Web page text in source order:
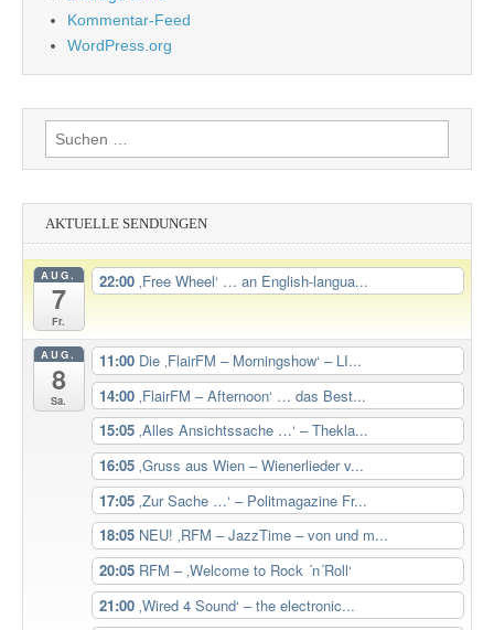
Kommentar-Feed
WordPress.org
Suchen
nach:
AKTUELLE SENDUNGEN
AUG.
7
Fr.
22:00 ‚Free Wheel‘ … an English-langua...
AUG.
8
Sa.
11:00 Die ‚FlairFM – Morningshow‘ – LI...
14:00 ‚FlairFM – Afternoon‘ … das Best...
15:05 ‚Alles Ansichtssache …‘ – Thekla...
16:05 ‚Gruss aus Wien – Wienerlieder v...
17:05 ‚Zur Sache …‘ – Politmagazine Fr...
18:05 NEU! ‚RFM – JazzTime – von und m...
20:05 RFM – ‚Welcome to Rock ´n´Roll‘
21:00 ‚Wired 4 Sound‘ – the electronic...